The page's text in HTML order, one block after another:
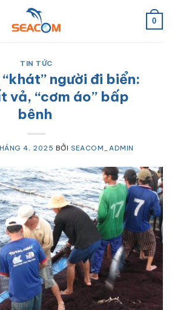
0
TIN TỨC
người đi biển:
vả, “cơm áo” bấp
bênh
4, 2025 BỞISEACOM_ADMIN